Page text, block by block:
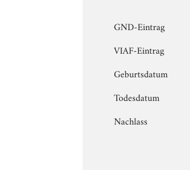
GND-Eintrag
VIAF-Eintrag
Geburtsdatum
Todesdatum
Nachlass